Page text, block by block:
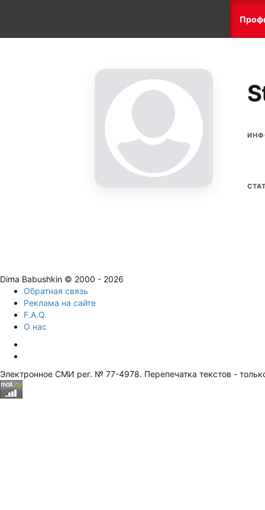
Dima Babushkin © 2000 - 2026
Обратная связь
Реклама на сайте
F.A.Q.
О нас
Электронное СМИ рег. № 77-4978. Перепечатка текстов -